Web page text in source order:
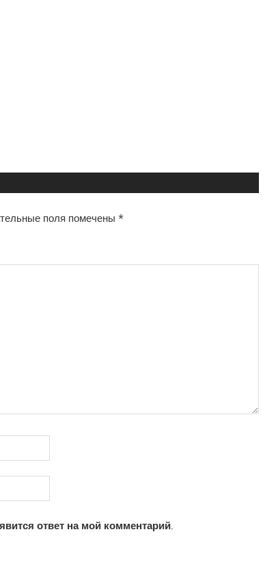
поля помечены *
ответ на мой комментарий.